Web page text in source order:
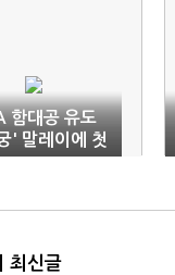
함대공 유도
' 말레이에 첫
최신글